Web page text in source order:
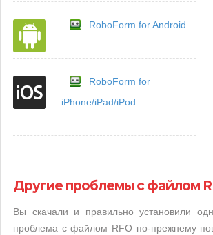
RoboForm for Android
RoboForm for
iPhone/iPad/iPod
Другие проблемы с файлом
Вы скачали и правильно установили
проблема с файлом RFO по-прежнему